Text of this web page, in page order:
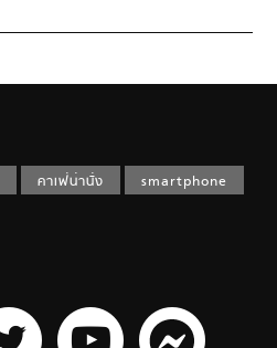
คาเฟ่น่านั่ง
smartphone